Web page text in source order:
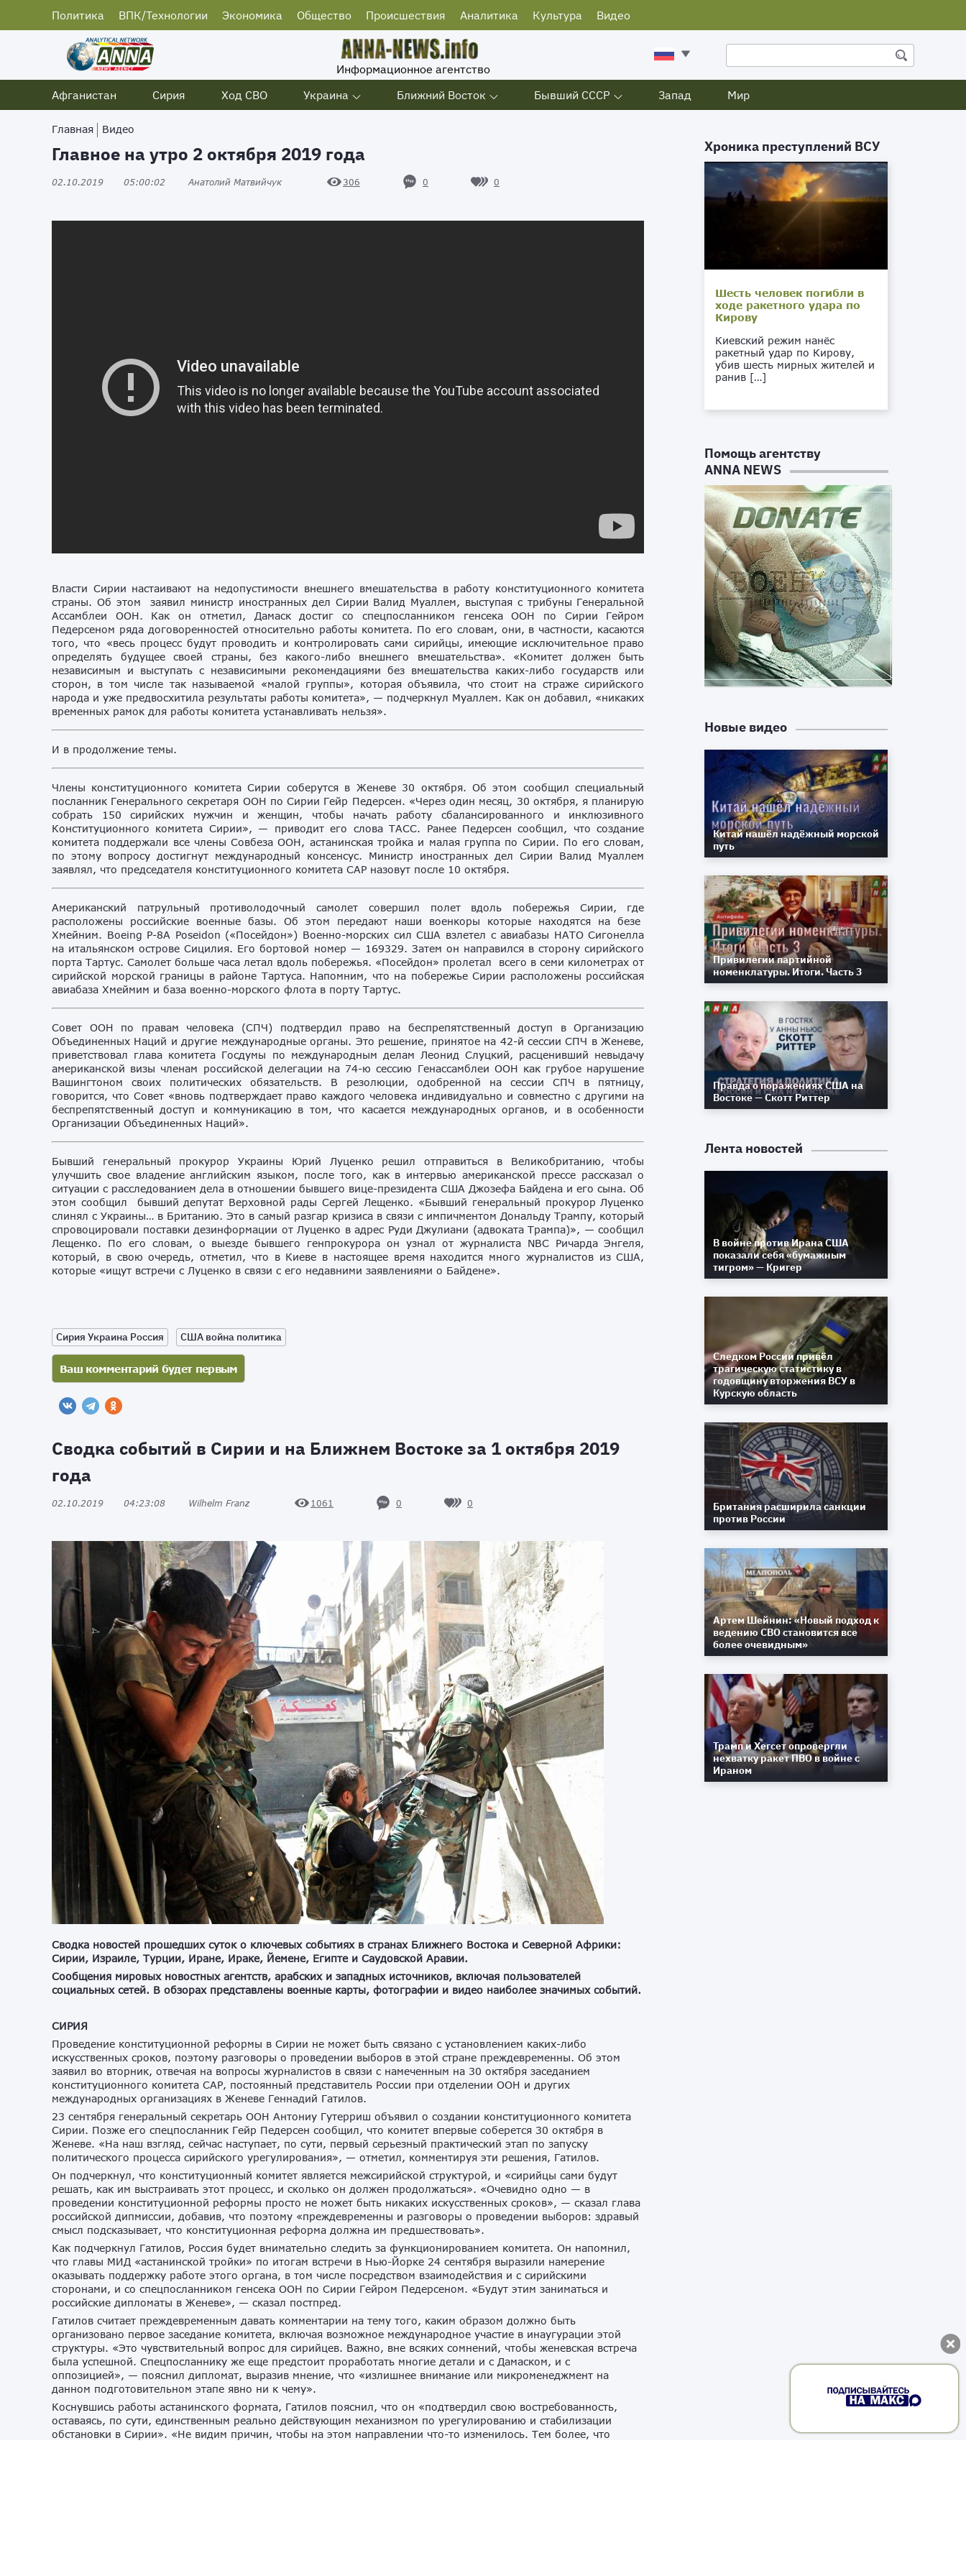
Политика ВПК/Технологии Экономика Общество Происшествия Аналитика Культура Видео
Информационное агентство
Афганистан
Сирия Ход СВО Украина Ближний Восток Бывший СССР Запад Мир
Главная Видео
Главное на утро 2 октября 2019 года
02.10.2019 05:00:02 Анатолий Матвийчук 306 0 0
Власти Сирии настаивают на недопустимости внешнего вмешательства в работу конституционного комитета
страны. Об этом заявил министр иностранных дел Сирии Валид Муаллем, выступая с трибуны Генеральной
Ассамблеи ООН. Как он отметил, Дамаск достиг со спецпосланником генсека ООН по Сирии Гейром
Педерсеном ряда договоренностей относительно работы комитета. По его словам, они, в частности, касаются
того, что «весь процесс будут проводить и контролировать сами сирийцы, имеющие исключительное право
определять будущее своей страны, без какого-либо внешнего вмешательства». «Комитет должен быть
независимым и выступать с независимыми рекомендациями без вмешательства каких-либо государств или
сторон, в том числе так называемой «малой группы», которая объявила, что стоит на страже сирийского
народа и уже предвосхитила результаты работы комитета», — подчеркнул Муаллем. Как он добавил, «никаких
временных рамок для работы комитета устанавливать нельзя».
И в продолжение темы.
Члены конституционного комитета Сирии соберутся в Женеве 30 октября. Об этом сообщил специальный
посланник Генерального секретаря ООН по Сирии Гейр Педерсен. «Через один месяц, 30 октября, я планирую
собрать 150 сирийских мужчин и женщин, чтобы начать работу сбалансированного и инклюзивного
Конституционного комитета Сирии», — приводит его слова ТАСС. Ранее Педерсен сообщил, что создание
комитета поддержали все члены Совбеза ООН, астанинская тройка и малая группа по Сирии. По его словам,
по этому вопросу достигнут международный консенсус. Министр иностранных дел Сирии Валид Муаллем
заявлял, что председателя конституционного комитета САР назовут после 10 октября.
Американский патрульный противолодочный самолет совершил полет вдоль побережья Сирии, где
расположены российские военные базы. Об этом передают наши военкоры которые находятся на безе
Хмейним. Boeing P-8A Poseidon («Посейдон») Военно-морских сил США взлетел с авиабазы НАТО Сигонелла
на итальянском острове Сицилия. Его бортовой номер — 169329. Затем он направился в сторону сирийского
порта Тартус. Самолет больше часа летал вдоль побережья. «Посейдон» пролетал всего в семи километрах от
сирийской морской границы в районе Тартуса. Напомним, что на побережье Сирии расположены российская
авиабаза Хмеймим и база военно-морского флота в порту Тартус.
Совет ООН по правам человека (СПЧ) подтвердил право на беспрепятственный доступ в Организацию
Объединенных Наций и другие международные органы. Это решение, принятое на 42-й сессии СПЧ в Женеве,
приветствовал глава комитета Госдумы по международным делам Леонид Слуцкий, расценивший невыдачу
американской визы членам российской делегации на 74-ю сессию Генассамблеи ООН как грубое нарушение
Вашингтоном своих политических обязательств. В резолюции, одобренной на сессии СПЧ в пятницу,
говорится, что Совет «вновь подтверждает право каждого человека индивидуально и совместно с другими на
беспрепятственный доступ и коммуникацию в том, что касается международных органов, и в особенности
Организации Объединенных Наций».
Бывший генеральный прокурор Украины Юрий Луценко решил отправиться в Великобританию, чтобы
улучшить свое владение английским языком, после того, как в интервью американской прессе рассказал о
ситуации с расследованием дела в отношении бывшего вице-президента США Джозефа Байдена и его сына. Об
этом сообщил бывший депутат Верховной рады Сергей Лещенко. «Бывший генеральный прокурор Луценко
слинял с Украины… в Британию. Это в самый разгар кризиса в связи с импичментом Дональду Трампу, который
спровоцировали поставки дезинформации от Луценко в адрес Руди Джулиани (адвоката Трампа)», — сообщил
Лещенко. По его словам, о выезде бывшего генпрокурора он узнал от журналиста NBC Ричарда Энгеля,
который, в свою очередь, отметил, что в Киеве в настоящее время находится много журналистов из США,
которые «ищут встречи с Луценко в связи с его недавними заявлениями о Байдене».
Сирия Украина Россия США война политика
Сводка событий в Сирии и на Ближнем Востоке за 1 октября 2019
года
02.10.2019 04:23:08 Wilhelm Franz 1061 0 0
Сводка новостей прошедших суток о ключевых событиях в странах Ближнего Востока и Северной Африки:
Сирии, Израиле, Турции, Иране, Ираке, Йемене, Египте и Саудовской Аравии.
Сообщения мировых новостных агентств, арабских и западных источников, включая пользователей
социальных сетей. В обзорах представлены военные карты, фотографии и видео наиболее значимых событий.
СИРИЯ
Проведение конституционной реформы в Сирии не может быть связано с установлением каких-либо
искусственных сроков, поэтому разговоры о проведении выборов в этой стране преждевременны. Об этом
заявил во вторник, отвечая на вопросы журналистов в связи с намеченным на 30 октября заседанием
конституционного комитета САР, постоянный представитель России при отделении ООН и других
международных организациях в Женеве Геннадий Гатилов.
23 сентября генеральный секретарь ООН Антониу Гутерриш объявил о создании конституционного комитета
Сирии. Позже его спецпосланник Гейр Педерсен сообщил, что комитет впервые соберется 30 октября в
Женеве. «На наш взгляд, сейчас наступает, по сути, первый серьезный практический этап по запуску
политического процесса сирийского урегулирования», — отметил, комментируя эти решения, Гатилов.
Он подчеркнул, что конституционный комитет является межсирийской структурой, и «сирийцы сами будут
решать, как им выстраивать этот процесс, и сколько он должен продолжаться». «Очевидно одно — в
проведении конституционной реформы просто не может быть никаких искусственных сроков», — сказал глава
российской дипмиссии, добавив, что поэтому «преждевременны и разговоры о проведении выборов: здравый
смысл подсказывает, что конституционная реформа должна им предшествовать».
Как подчеркнул Гатилов, Россия будет внимательно следить за функционированием комитета. Он напомнил,
что главы МИД «астанинской тройки» по итогам встречи в Нью-Йорке 24 сентября выразили намерение
оказывать поддержку работе этого органа, в том числе посредством взаимодействия и с сирийскими
сторонами, и со спецпосланником генсека ООН по Сирии Гейром Педерсеном. «Будут этим заниматься и
российские дипломаты в Женеве», — сказал постпред.
Гатилов считает преждевременным давать комментарии на тему того, каким образом должно быть
организовано первое заседание комитета, включая возможное международное участие в инаугурации этой
структуры. «Это чувствительный вопрос для сирийцев. Важно, вне всяких сомнений, чтобы женевская встреча
была успешной. Спецпосланнику же еще предстоит проработать многие детали и с Дамаском, и с
оппозицией», — пояснил дипломат, выразив мнение, что «излишнее внимание или микроменеджмент на
данном подготовительном этапе явно ни к чему».
Коснувшись работы астанинского формата, Гатилов пояснил, что он «подтвердил свою востребованность,
оставаясь, по сути, единственным реально действующим механизмом по урегулированию и стабилизации
обстановки в Сирии». «Не видим причин, чтобы на этом направлении что-то изменилось. Тем более, что
Хроника преступлений ВСУ
Шесть человек погибли в
ходе ракетного удара по
Кирову
Киевский режим нанёс
ракетный удар по Кирову,
убив шесть мирных жителей и
ранив […]
Помощь агентству
ANNA NEWS
Новые видео
Китай нашёл надёжный морской
путь
Привилегии партийной
номенклатуры. Итоги. Часть 3
Правда о поражениях США на
Востоке — Скотт Риттер
Лента новостей
В войне против Ирана США
показали себя «бумажным
тигром» — Кригер
Следком России привёл
трагическую статистику в
годовщину вторжения ВСУ в
Курскую область
Британия расширила санкции
против России
Артем Шейнин: «Новый подход к
ведению СВО становится все
более очевидным»
Трамп и Хегсет опровергли
нехватку ракет ПВО в войне с
Ираном